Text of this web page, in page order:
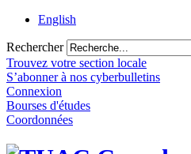
English
Rechercher
Trouvez votre section locale
S’abonner à nos cyberbulletins
Connexion
Bourses d'études
Coordonnées